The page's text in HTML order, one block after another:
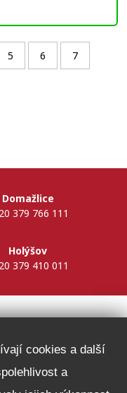
5 6 7
Domažlice
379 766 111
Holýšov
379 410 011
cookies a další
a